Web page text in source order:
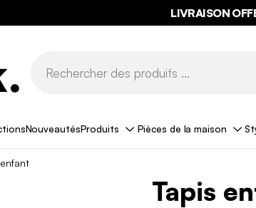
LIVRAISON
NouveautésProduits Pièces de la maison
Tapis